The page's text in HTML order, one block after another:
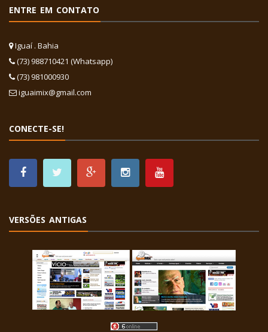
ENTRE EM CONTATO
Iguaí . Bahia
(73) 988710421 (Whatsapp)
(73) 981000930
iguaimix@gmail.com
CONECTE-SE!
VERSÕES ANTIGAS